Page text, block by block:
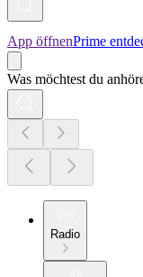
App öffnenPrime
Was möchtest du
Radio